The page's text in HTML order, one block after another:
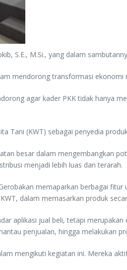
S.E., M.Si., yang dalam
mendorong transformasi
agar kader PKK tidak hanya
Tani (KWT) sebagai penyedia
besar dalam mengembangkan
menjadi lebih luas dan terarah.
memaparkan berbagai
dalam memasarkan produk
aplikasi jual beli, tetapi
penjualan, hingga melakukan
mengikuti kegiatan ini. Mereka